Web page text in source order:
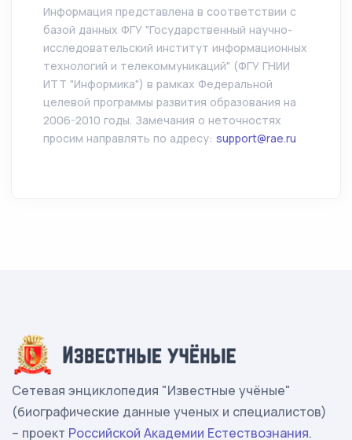
Информация представлена в соответствии с
базой данных ФГУ "Государственный научно-
исследовательский институт информационных
технологий и телекоммуникаций" (ФГУ ГНИИ
ИТТ "Информика") в рамках Федеральной
целевой программы развития образования на
2006-2010 годы. Замечания о неточностях
просим направлять по адресу: support@rae.ru
Сетевая энциклопедия "Известные учёные"
(биографические данные ученых и специалистов)
– проект Российской Академии Естествознания.